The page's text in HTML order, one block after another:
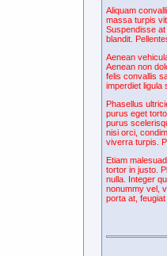
Aliquam
massa turpis
Suspendisse
blandit.
Aenean
Aenean non
felis convallis
imperdiet ligula
Phasellus
purus eget
purus
nisi orci,
viverra turpis.
Etiam
tortor in justo.
nulla. Integer
nonummy vel,
porta at,